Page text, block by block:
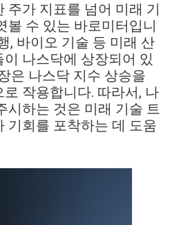
주가 지표를 넘어 미래 기
볼 수 있는 바로미터입니
, 바이오 기술 등 미래 산
나스닥에 상장되어 있
은 나스닥 지수 상승을
작용합니다. 따라서, 나
시하는 것은 미래 기술 트
기회를 포착하는 데 도움